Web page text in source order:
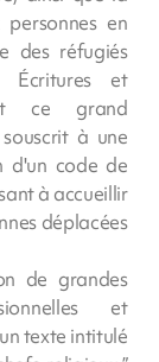
en
des réfugiés
Écritures et
ce grand
à une
d'un code de
à accueillir
déplacées
de grandes
et
texte intitulé